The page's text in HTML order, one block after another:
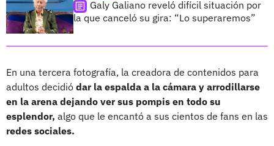
Galy Galiano reveló difícil situación por
la que canceló su gira: “Lo superaremos”
En una tercera fotografía, la creadora de contenidos para
adultos decidió dar la espalda a la cámara y arrodillarse
en la arena dejando ver sus pompis en todo su
esplendor, algo que le encantó a sus cientos de fans en las
redes sociales.